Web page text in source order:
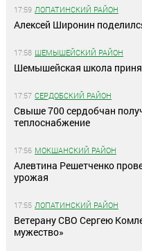
17:59 ЛОПАТИНСКИЙ РАЙОН
Алексей Широнин
17:58 ШЕМЫШЕЙСКИЙ РАЙОН
Шемышейская школа
17:57 СЕРДОБСКИЙ РАЙОН
Свыше 700 сердобчан
теплоснабжение
17:56 МОКШАНСКИЙ РАЙОН
Алевтина Решетченко
урожая
17:55 ЛОПАТИНСКИЙ РАЙОН
Ветерану СВО Сергею
мужество»